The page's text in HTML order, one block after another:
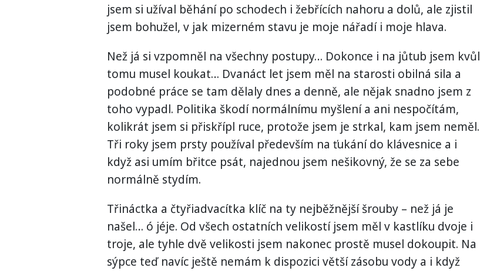
jsem si užíval běhání po schodech i žebřících nahoru a dolů, ale zjistil
jsem bohužel, v jak mizerném stavu je moje nářadí i moje hlava.
Než já si vzpomněl na všechny postupy… Dokonce i na jůtub jsem
tomu musel koukat… Dvanáct let jsem měl na starosti obilná sila a
podobné práce se tam dělaly dnes a denně, ale nějak snadno jsem z
toho vypadl. Politika škodí normálnímu myšlení a ani nespočítám,
kolikrát jsem si přiskřípl ruce, protože jsem je strkal, kam jsem neměl.
Tři roky jsem prsty používal především na ťukání do klávesnice a i
když asi umím břitce psát, najednou jsem nešikovný, že se za sebe
normálně stydím.
Třináctka a čtyřiadvacítka klíč na ty nejběžnější šrouby – než já je
našel… ó jéje. Od všech ostatních velikostí jsem měl v kastlíku dvoje i
troje, ale tyhle dvě velikosti jsem nakonec prostě musel dokoupit. Na
sýpce teď navíc ještě nemám k dispozici větší zásobu vody a i když